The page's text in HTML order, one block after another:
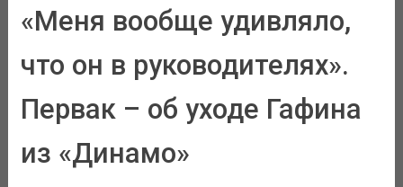
«Меня вообще удивляло,
что он в руководителях».
Первак – об уходе Гафина
из «Динамо»